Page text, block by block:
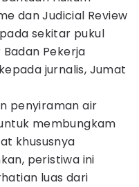
dan Judicial Review
sekitar pukul
Pekerja
jurnalis, Jumat
penyiraman air
membungkam
khususnya
peristiwa ini
luas dari